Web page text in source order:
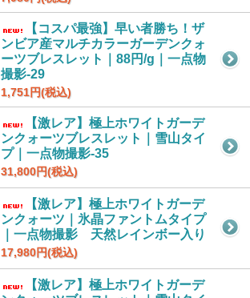
【コスパ最強】早い者勝ち！ザ
ンビア産マルチカラーガーデンクォ
ーツブレスレット｜88円/g｜一点物
撮影-29
1,751円(税込)
【激レア】極上ホワイトガーデ
ンクォーツブレスレット｜雪山タイ
プ｜一点物撮影-35
31,800円(税込)
【激レア】極上ホワイトガーデ
ンクォーツ｜氷晶ファントムタイプ
｜一点物撮影 天然レインボー入り
17,980円(税込)
【激レア】極上ホワイトガーデ